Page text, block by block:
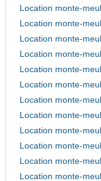
Location monte-
Location monte-
Location monte-
Location monte-
Location monte-
Location monte-
Location monte-
Location monte-
Location monte-
Location monte-
Location monte-
Location monte-